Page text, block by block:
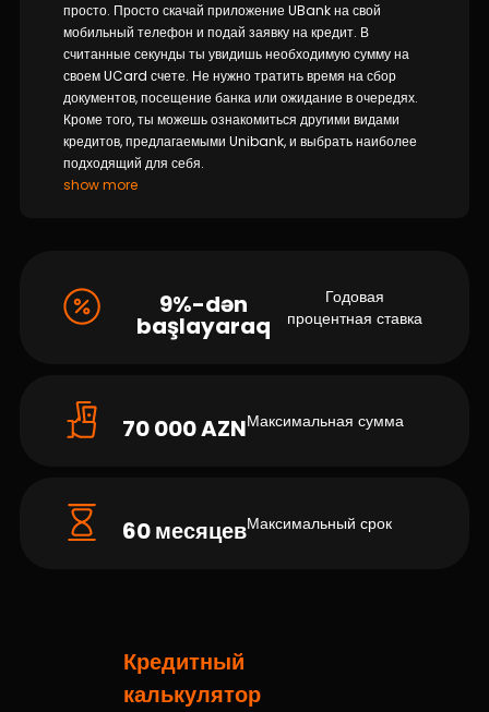
просто. Просто скачай приложение UBank на свой
мобильный телефон и подай заявку на кредит. В
считанные секунды ты увидишь необходимую сумму на
своем UCard счете. Не нужно тратить время на сбор
документов, посещение банка или ожидание в очередях.
Кроме того, ты можешь ознакомиться другими видами
кредитов, предлагаемыми Unibank, и выбрать наиболее
подходящий для себя.
show more
9%-dən
başlayaraq
Годовая
процентная ставка
70 000 AZNМаксимальная сумма
60 месяцевМаксимальный срок
Кредитный
калькулятор